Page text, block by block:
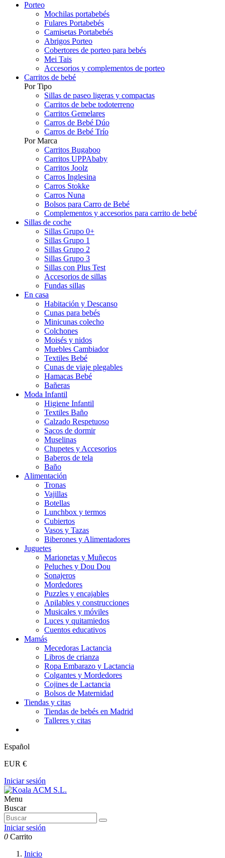
Porteo
Mochilas portabebés
Fulares Portabebés
Camisetas Portabebés
Abrigos Porteo
Cobertores de porteo para bebés
Mei Tais
Accesorios y complementos de porteo
Carritos de bebé
Por Tipo
Sillas de paseo ligeras y compactas
Carritos de bebe todoterreno
Carritos Gemelares
Carros de Bebé Dúo
Carros de Bebé Trío
Por Marca
Carritos Bugaboo
Carritos UPPAbaby
Carritos Joolz
Carros Inglesina
Carros Stokke
Carros Nuna
Bolsos para Carro de Bebé
Complementos y accesorios para carrito de bebé
Sillas de coche
Sillas Grupo 0+
Sillas Grupo 1
Sillas Grupo 2
Sillas Grupo 3
Sillas con Plus Test
Accesorios de sillas
Fundas sillas
En casa
Habitación y Descanso
Cunas para bebés
Minicunas colecho
Colchones
Moisés y nidos
Muebles Cambiador
Textiles Bebé
Cunas de viaje plegables
Hamacas Bebé
Bañeras
Moda Infantil
Higiene Infantil
Textiles Baño
Calzado Respetuoso
Sacos de dormir
Muselinas
Chupetes y Accesorios
Baberos de tela
Baño
Alimentación
Tronas
Vajillas
Botellas
Lunchbox y termos
Cubiertos
Vasos y Tazas
Biberones y Alimentadores
Juguetes
Marionetas y Muñecos
Peluches y Dou Dou
Sonajeros
Mordedores
Puzzles y encajables
Apilables y construcciones
Musicales y móviles
Luces y quitamiedos
Cuentos educativos
Mamás
Mecedoras Lactancia
Libros de crianza
Ropa Embarazo y Lactancia
Colgantes y Mordedores
Cojines de Lactancia
Bolsos de Maternidad
Tiendas y citas
Tiendas de bebés en Madrid
Talleres y citas
Español
EUR €
Iniciar sesión
Menu
Buscar
Iniciar sesión
0 Carrito
Inicio